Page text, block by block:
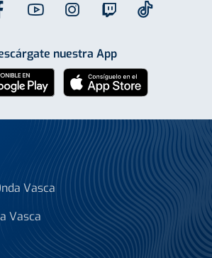
nuestra App
Vasca
Vasca